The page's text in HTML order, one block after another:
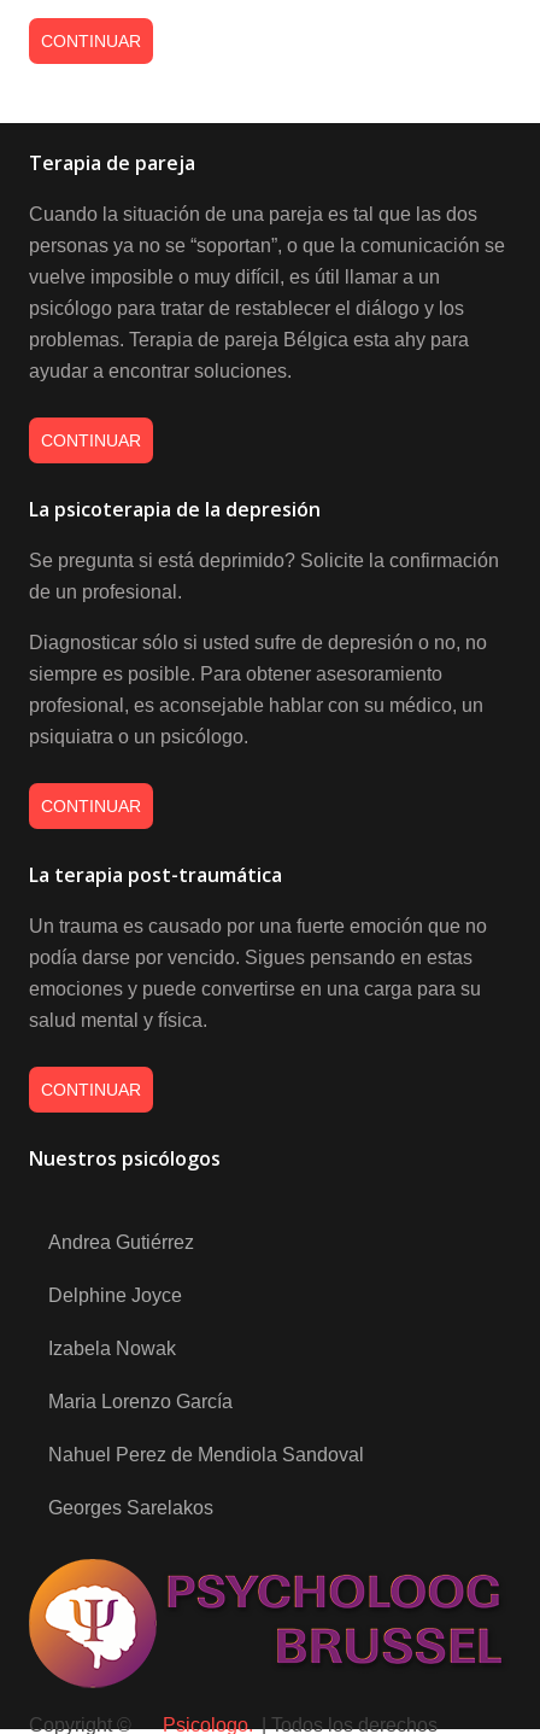
CONTINUAR
Terapia de pareja
Cuando la situación de una pareja es tal que las dos
personas ya no se “soportan”, o que la comunicación se
vuelve imposible o muy difícil, es útil llamar a un
psicólogo para tratar de restablecer el diálogo y los
problemas. Terapia de pareja Bélgica esta ahy para
ayudar a encontrar soluciones.
CONTINUAR
La psicoterapia de la depresión
Se pregunta si está deprimido? Solicite la confirmación
de un profesional.
Diagnosticar sólo si usted sufre de depresión o no, no
siempre es posible. Para obtener asesoramiento
profesional, es aconsejable hablar con su médico, un
psiquiatra o un psicólogo.
CONTINUAR
La terapia post-traumática
Un trauma es causado por una fuerte emoción que no
podía darse por vencido. Sigues pensando en estas
emociones y puede convertirse en una carga para su
salud mental y física.
CONTINUAR
Nuestros psicólogos
Andrea Gutiérrez
Delphine Joyce
Izabela Nowak
Maria Lorenzo García
Nahuel Perez de Mendiola Sandoval
Georges Sarelakos
Copyright © Psicologo. | Todos los derechos